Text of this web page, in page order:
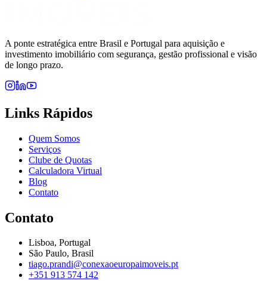
A ponte estratégica entre Brasil e Portugal para aquisição e
investimento imobiliário com segurança, gestão profissional e visão
de longo prazo.
Links Rápidos
Quem Somos
Serviços
Clube de Quotas
Calculadora Virtual
Blog
Contato
Contato
Lisboa, Portugal
São Paulo, Brasil
tiago.prandi@conexaoeuropaimoveis.pt
+351 913 574 142